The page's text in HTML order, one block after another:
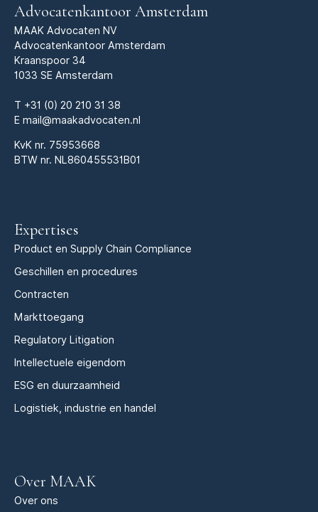
Advocatenkantoor Amsterdam
MAAK Advocaten NV
Advocatenkantoor Amsterdam
Kraanspoor 34
1033 SE Amsterdam
T +31 (0) 20 210 31 38
E mail@maakadvocaten.nl
KvK nr. 75953668
BTW nr. NL860455531B01
Expertises
Product en Supply Chain Compliance
Geschillen en procedures
Contracten
Markttoegang
Regulatory Litigation
Intellectuele eigendom
ESG en duurzaamheid
Logistiek, industrie en handel
Over MAAK
Over ons